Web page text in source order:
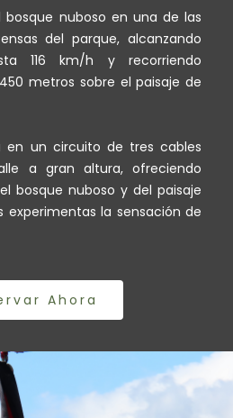
nuboso en una de las
del parque, alcanzando
116 km/h y recorriendo
metros sobre el paisaje de
en un circuito de tres cables
a gran altura, ofreciendo
bosque nuboso y del paisaje
la sensación de
Ahora